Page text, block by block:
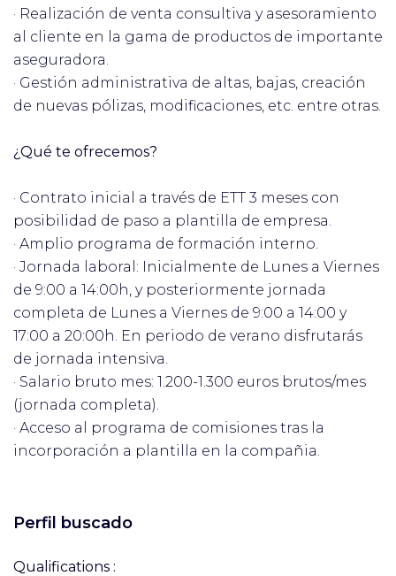
· Realización de venta consultiva y asesoramiento
al cliente en la gama de productos de importante
aseguradora.
· Gestión administrativa de altas, bajas, creación
de nuevas pólizas, modificaciones, etc. entre otras.
¿Qué te ofrecemos?
· Contrato inicial a través de ETT 3 meses con
posibilidad de paso a plantilla de empresa.
· Amplio programa de formación interno.
· Jornada laboral: Inicialmente de Lunes a Viernes
de 9:00 a 14:00h, y posteriormente jornada
completa de Lunes a Viernes de 9:00 a 14:00 y
17:00 a 20:00h. En periodo de verano disfrutarás
de jornada intensiva.
· Salario bruto mes: 1.200-1.300 euros brutos/mes
(jornada completa).
· Acceso al programa de comisiones tras la
incorporación a plantilla en la compañia.
Perfil buscado
Qualifications :